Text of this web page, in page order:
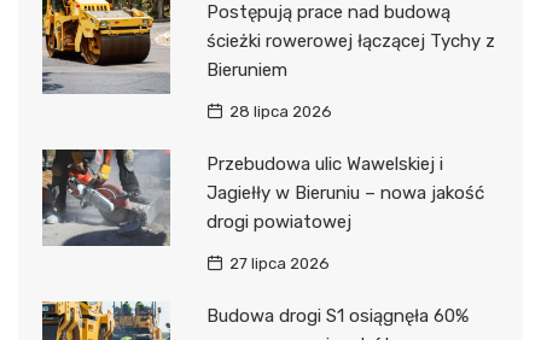
Postępują prace nad budową
ścieżki rowerowej łączącej Tychy z
Bieruniem
28 lipca 2026
Przebudowa ulic Wawelskiej i
Jagiełły w Bieruniu – nowa jakość
drogi powiatowej
27 lipca 2026
Budowa drogi S1 osiągnęła 60%